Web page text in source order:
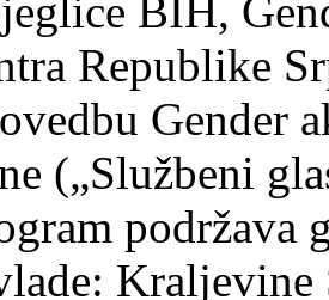
BIH,
Republike
Gender
(„Službeni
podržava
Kraljevine